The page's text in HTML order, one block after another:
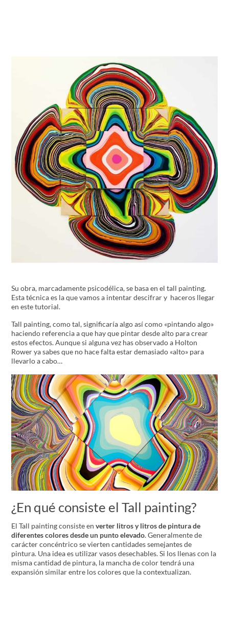
Su obra, marcadamente psicodélica, se basa en el tall painting.
Esta técnica es la que vamos a intentar descifrar y haceros llegar
en este tutorial.
Tall painting, como tal, significaría algo así como «pintando algo»
haciendo referencia a que hay que pintar desde alto para crear
estos efectos. Aunque si alguna vez has observado a Holton
Rower ya sabes que no hace falta estar demasiado «alto» para
llevarlo a cabo…
¿En qué consiste el Tall painting?
El Tall painting consiste enverter litros y litros de pintura de
diferentes colores desde un punto elevado. Generalmente de
carácter concéntrico se vierten cantidades semejantes de
pintura. Una idea es utilizar vasos desechables. Si los llenas con la
misma cantidad de pintura, la mancha de color tendrá una
expansión similar entre los colores que la contextualizan.